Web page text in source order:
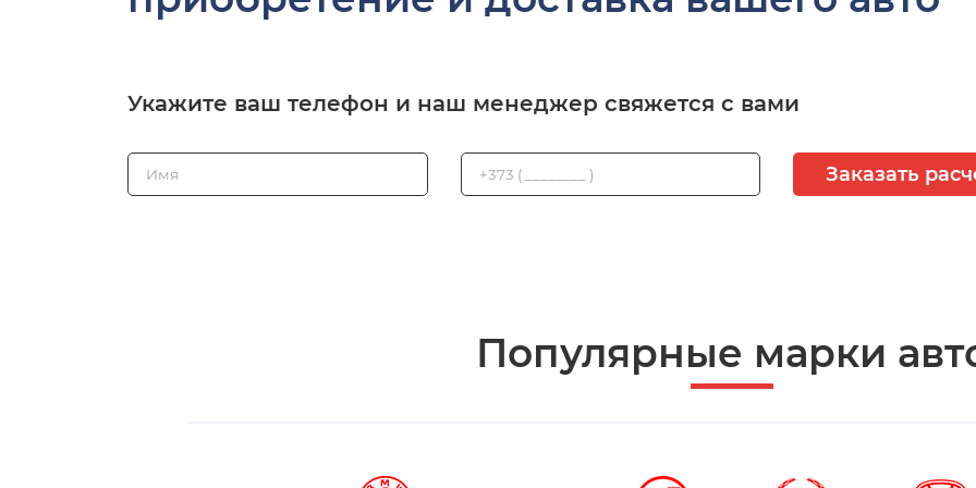
Укажите ваш телефон и наш менеджер свяжется с вами
Заказать
Популярные марки